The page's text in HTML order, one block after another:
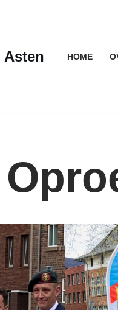
Asten HOME